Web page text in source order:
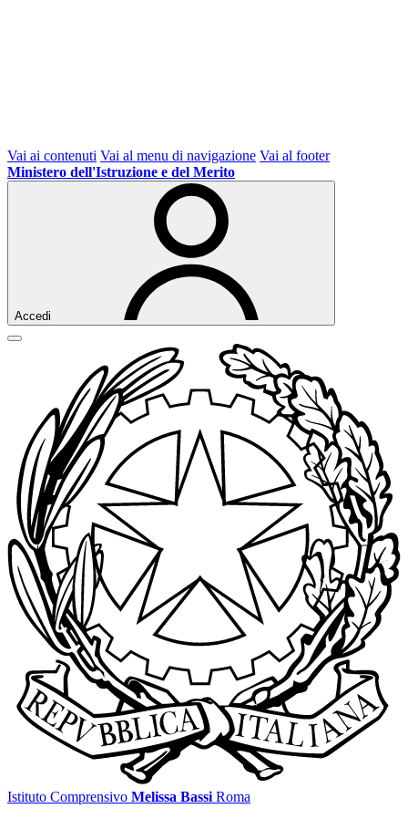
Vai ai contenuti Vai al menu di navigazione Vai al footer
Ministero dell'Istruzione e del Merito
Accedi
Istituto Comprensivo Melissa Bassi Roma